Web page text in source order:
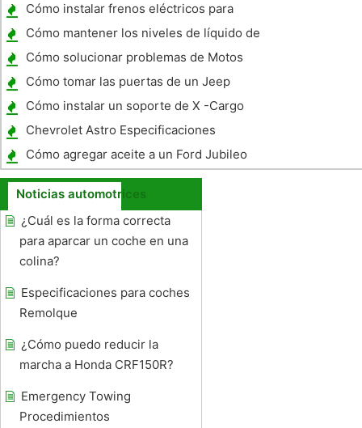
Cómo instalar frenos eléctricos para
Trailers
Cómo mantener los niveles de líquido de
dirección asistida en un Honda Accord
Cómo solucionar problemas de Motos
Honda
Cómo tomar las puertas de un Jeep
Cómo instalar un soporte de X -Cargo
Chevrolet Astro Especificaciones
Cómo agregar aceite a un Ford Jubileo
Noticias automotrices
¿Cuál es la forma correcta
para aparcar un coche en una
colina?
Especificaciones para coches
Remolque
¿Cómo puedo reducir la
marcha a Honda CRF150R?
Emergency Towing
Procedimientos